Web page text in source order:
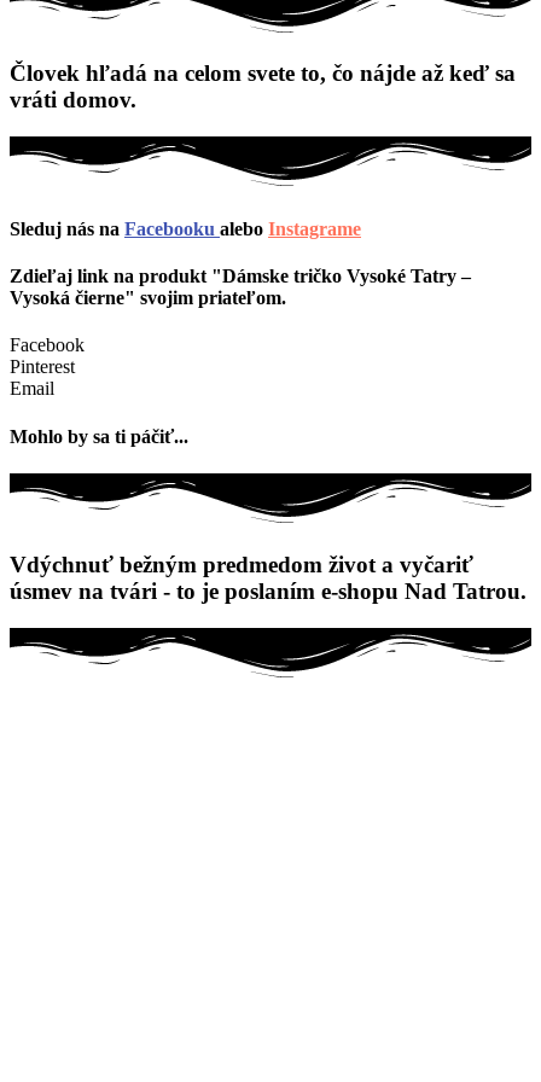
Človek hľadá na celom svete to, čo nájde až keď sa
vráti domov.
Sleduj nás na Facebooku alebo Instagrame
Zdieľaj link na produkt "Dámske tričko Vysoké Tatry –
Vysoká čierne" svojim priateľom.
Facebook
Pinterest
Email
Mohlo by sa ti páčiť...
Vdýchnuť bežným predmedom život a vyčariť
úsmev na tvári - to je poslaním e-shopu Nad Tatrou.